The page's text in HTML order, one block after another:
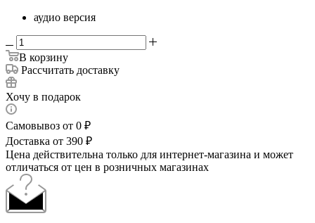
аудио версия
В корзину
Рассчитать доставку
Хочу в подарок
Самовывоз от 0 ₽
Доставка от 390 ₽
Цена действительна только для интернет-магазина и может
отличаться от цен в розничных магазинах